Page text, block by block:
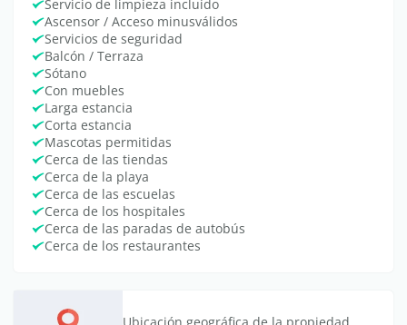
Servicio de limpieza incluído
Ascensor / Acceso minusválidos
Servicios de seguridad
Balcón / Terraza
Sótano
Con muebles
Larga estancia
Corta estancia
Mascotas permitidas
Cerca de las tiendas
Cerca de la playa
Cerca de las escuelas
Cerca de los hospitales
Cerca de las paradas de autobús
Cerca de los restaurantes
Ubicación geográfica de la propiedad